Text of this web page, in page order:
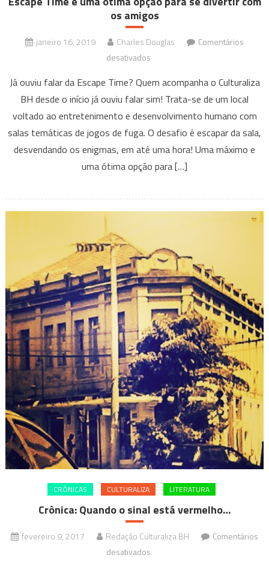
os amigos
janeiro 16, 2019 Charles Douglas
Comentários
desativados
Time
é
uma
ótima
opção
Já ouviu falar da Escape Time? Quem acompanha o Culturaliza
BH desde o início já ouviu falar sim! Trata-se de um local
voltado ao entretenimento e desenvolvimento humano com
salas temáticas de jogos de fuga. O desafio é escapar da sala,
desvendando os enigmas, em até uma hora! Uma máximo e
uma ótima opção para […]
CRÔNICAS CULTURALIZA LITERATURA
Crônica: Quando o sinal está vermelho…
fevereiro 9, 2017 Redação Culturaliza BH
Comentários
desativados